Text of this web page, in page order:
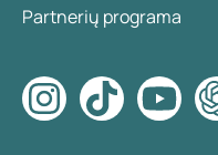
Partnerių programa